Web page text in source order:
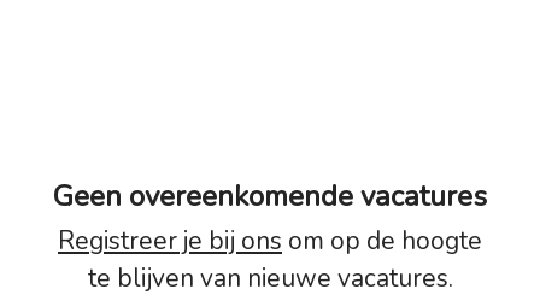
Geen overeenkomende vacatures
Registreer je bij ons om op de hoogte
te blijven van nieuwe vacatures.